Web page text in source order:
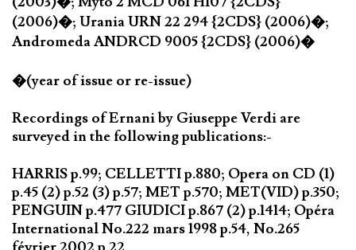
(2006)�; Urania URN 22 294 {2CDS} (2006)�;
Andromeda ANDRCD 9005 {2CDS} (2006)�
�(year of issue or re-issue)
Recordings of Ernani by Giuseppe Verdi are
surveyed in the following publications:-
HARRIS p.99; CELLETTI p.880; Opera on CD (1)
p.45 (2) p.52 (3) p.57; MET p.570; MET(VID) p.350;
PENGUIN p.477 GIUDICI p.867 (2) p.1414; Opéra
International No.222 mars 1998 p.54, No.265